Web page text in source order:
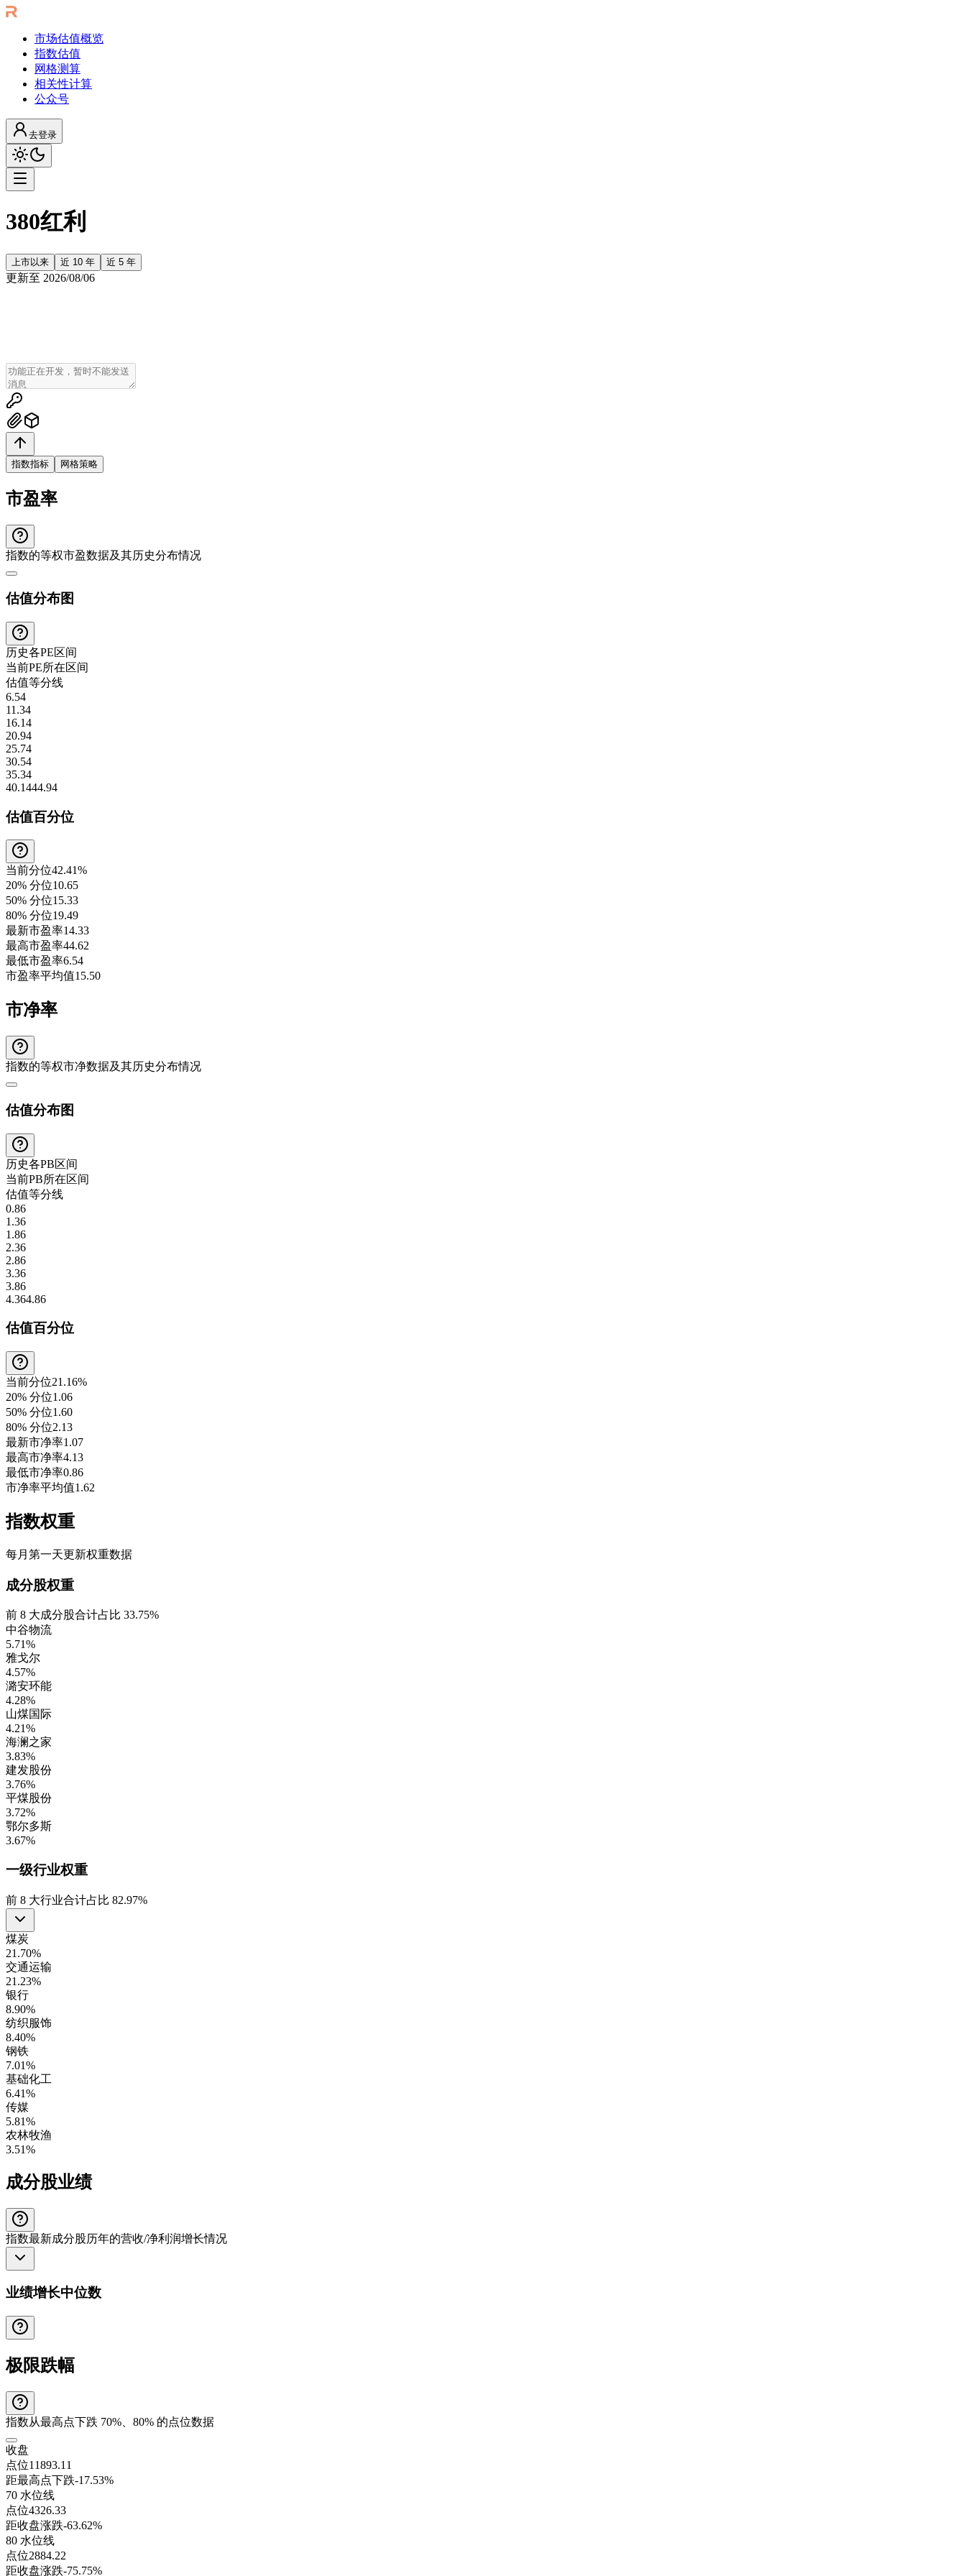
市场估值概览
指数估值
网格测算
相关性计算
公众号
去登录
380红利
上市以来 近 10 年 近 5 年
更新至 2026/08/06
指数指标 网格策略
市盈率
指数的等权市盈数据及其历史分布情况
估值分布图
历史各PE区间
当前PE所在区间
估值等分线
6.54
11.34
16.14
20.94
25.74
30.54
35.34
40.1444.94
估值百分位
当前分位42.41%
20% 分位10.65
50% 分位15.33
80% 分位19.49
最新市盈率14.33
最高市盈率44.62
最低市盈率6.54
市盈率平均值15.50
市净率
指数的等权市净数据及其历史分布情况
估值分布图
历史各PB区间
当前PB所在区间
估值等分线
0.86
1.36
1.86
2.36
2.86
3.36
3.86
4.364.86
估值百分位
当前分位21.16%
20% 分位1.06
50% 分位1.60
80% 分位2.13
最新市净率1.07
最高市净率4.13
最低市净率0.86
市净率平均值1.62
指数权重
每月第一天更新权重数据
成分股权重
前 8 大成分股合计占比 33.75%
中谷物流
5.71%
雅戈尔
4.57%
潞安环能
4.28%
山煤国际
4.21%
海澜之家
3.83%
建发股份
3.76%
平煤股份
3.72%
鄂尔多斯
3.67%
一级行业权重
前 8 大行业合计占比 82.97%
煤炭
21.70%
交通运输
21.23%
银行
8.90%
纺织服饰
8.40%
钢铁
7.01%
基础化工
6.41%
传媒
5.81%
农林牧渔
3.51%
成分股业绩
指数最新成分股历年的营收/净利润增长情况
业绩增长中位数
极限跌幅
指数从最高点下跌 70%、80% 的点位数据
收盘
点位11893.11
距最高点下跌-17.53%
70 水位线
点位4326.33
距收盘涨跌-63.62%
80 水位线
点位2884.22
距收盘涨跌-75.75%